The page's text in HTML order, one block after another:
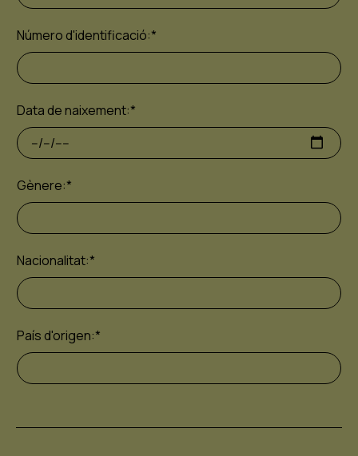
Número d'identificació:*
Data de naixement:*
Gènere:*
Nacionalitat:*
País d'origen:*